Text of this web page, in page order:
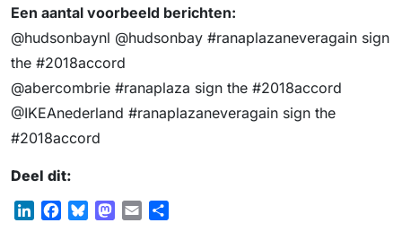
Een aantal voorbeeld berichten:
@hudsonbaynl @hudsonbay #ranaplazaneveragain sign
the #2018accord
@abercombrie #ranaplaza sign the #2018accord
@IKEAnederland #ranaplazaneveragain sign the
#2018accord
Deel dit:
M